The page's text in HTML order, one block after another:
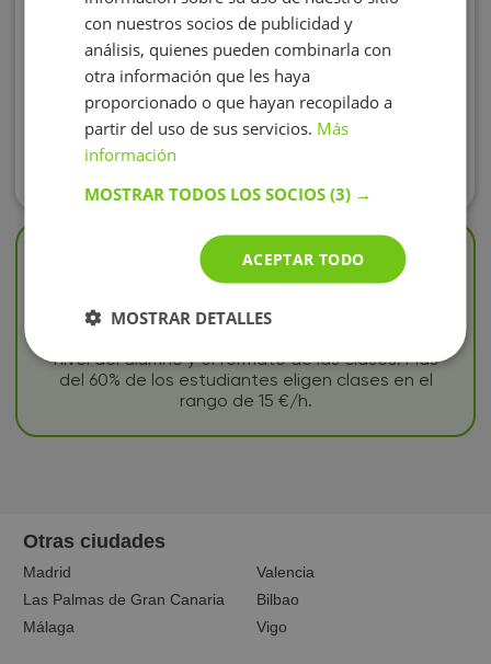
Me explicó claramente lo que necesitaba saber y
me ayudó con los ejercicios que tenía
📢 En el catálogo de Profesores particulares y
Clases particulares de Dibujo técnico en La
precio de las clases varía de 15 a 20 €/h,
nivel del alumno y el formato de las clases. Más
del 60% de los estudiantes eligen clases en el
rango de 15 €/h.
Otras ciudades
Madrid
Valencia
Las Palmas de Gran Canaria
Bilbao
Málaga
Vigo
con nuestros socios de publicidad y
análisis, quienes pueden combinarla con
otra información que les haya
proporcionado o que hayan recopilado a
partir del uso de sus servicios. Más
información
MOSTRAR TODOS LOS SOCIOS(3) →
ACEPTAR TODO
MOSTRAR DETALLES